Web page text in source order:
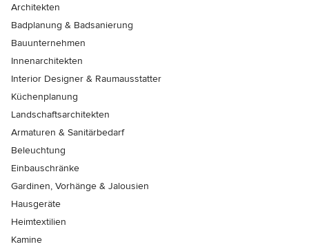
Architekten
Badplanung & Badsanierung
Bauunternehmen
Innenarchitekten
Interior Designer & Raumausstatter
Küchenplanung
Landschaftsarchitekten
Armaturen & Sanitärbedarf
Beleuchtung
Einbauschränke
Gardinen, Vorhänge & Jalousien
Hausgeräte
Heimtextilien
Kamine